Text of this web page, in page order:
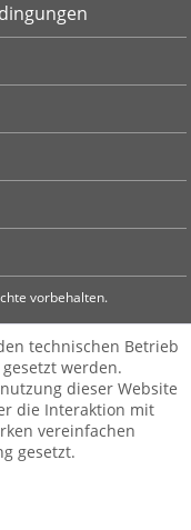
vorbehalten.
technischen Betrieb
werden.
dieser Website
die Interaktion mit
vereinfachen
gesetzt.